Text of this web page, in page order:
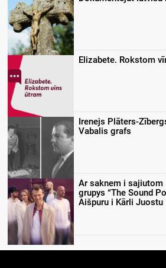
Elizabete. Rokstom
Irenejs Plāters-
Vabalis grafs
Ar saknem i sajiutom
grupys “The Sound
Aišpuru i Kārli Juostu